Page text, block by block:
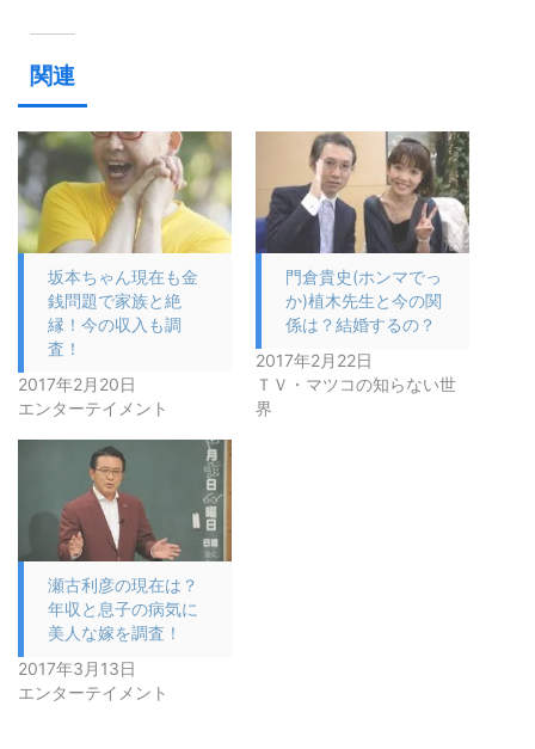
関連
坂本ちゃん現在も金
銭問題で家族と絶
縁！今の収入も調
査！
2017年2月20日
エンターテイメント
門倉貴史(ホンマでっ
か)植木先生と今の関
係は？結婚するの？
2017年2月22日
ＴＶ・マツコの知らない世
界
瀬古利彦の現在は？
年収と息子の病気に
美人な嫁を調査！
2017年3月13日
エンターテイメント